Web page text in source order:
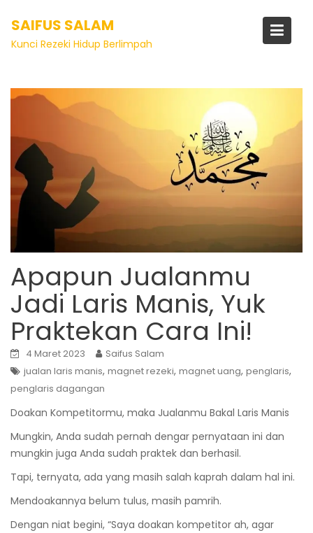
SAIFUS SALAM
Kunci Rezeki Hidup Berlimpah
Artikel
Apapun Jualanmu
Jadi Laris Manis, Yuk
Praktekan Cara Ini!
4 Maret 2023
Saifus Salam
jualan laris manis, magnet rezeki, magnet uang, penglaris,
penglaris dagangan
Doakan Kompetitormu, maka Jualanmu Bakal Laris Manis
Mungkin, Anda sudah pernah dengar pernyataan ini dan
mungkin juga Anda sudah praktek dan berhasil.
Tapi, ternyata, ada yang masih salah kaprah dalam hal ini.
Mendoakannya belum tulus, masih pamrih.
Dengan niat begini, “Saya doakan kompetitor ah, agar